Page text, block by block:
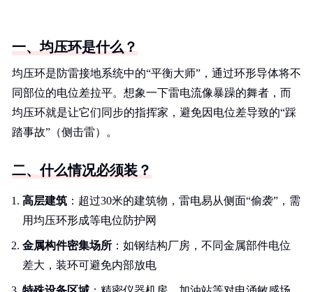
一、均压环是什么？
均压环是防雷接地系统中的“平衡大师”，通过环形导体将不
同部位的电位差拉平。想象一下雷电流像暴躁的舞者，而
均压环就是让它们同步的指挥家，避免因电位差导致的“踩
踏事故”（侧击雷）。
二、什么情况必须装？
高层建筑 ：超过30米的建筑物，雷电易从侧面“偷袭”，需
用均压环形成等电位防护网
金属构件密集场所 ：如钢结构厂房，不同金属部件电位
差大，装环可避免内部放电